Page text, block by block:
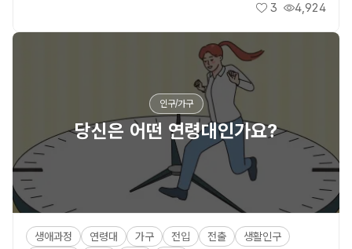
좋아요
3 조회수
4,924
인구/가구
당신은 어떤 연령대인가요?
생애과정 연령대 가구 전입 전출 생활인구